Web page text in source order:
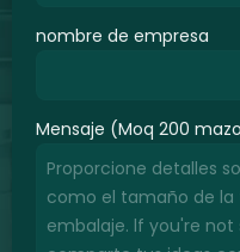
nombre de empresa
Mensaje (Moq 200